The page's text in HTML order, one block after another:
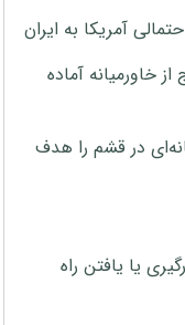
آمریکا به ایران
خاورمیانه آماده
آمریکا خانه‌ای در قشم را هدف
یا یافتن راه